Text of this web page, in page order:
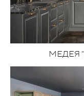
МЕДЕЯ